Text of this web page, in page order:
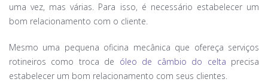
uma vez, mas várias. Para isso, é necessário estabelecer um
bom relacionamento com o cliente.
Mesmo uma pequena oficina mecânica que ofereça serviços
rotineiros como troca de óleo de câmbio do celta precisa
estabelecer um bom relacionamento com seus clientes.